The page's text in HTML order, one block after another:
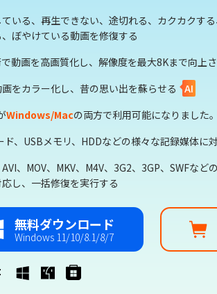
復
Boot Genius
の問題を無料で修復
いる、再生できない、途切れる、カクカクす
ぼやけている動画を修復する
動画を高画質化し、解像度を最大8Kまで向上
をカラー化し、昔の思い出を蘇らせる
AI
Windows/Macの両方で利用可能になりました
ド、USBメモリ、HDDなどの様々な記録媒体に
、MOV、MKV、M4V、3G2、3GP、SWFなど
応し、一括修復を実行する
無料ダウンロード
Windows 11/10/8.1/8/7